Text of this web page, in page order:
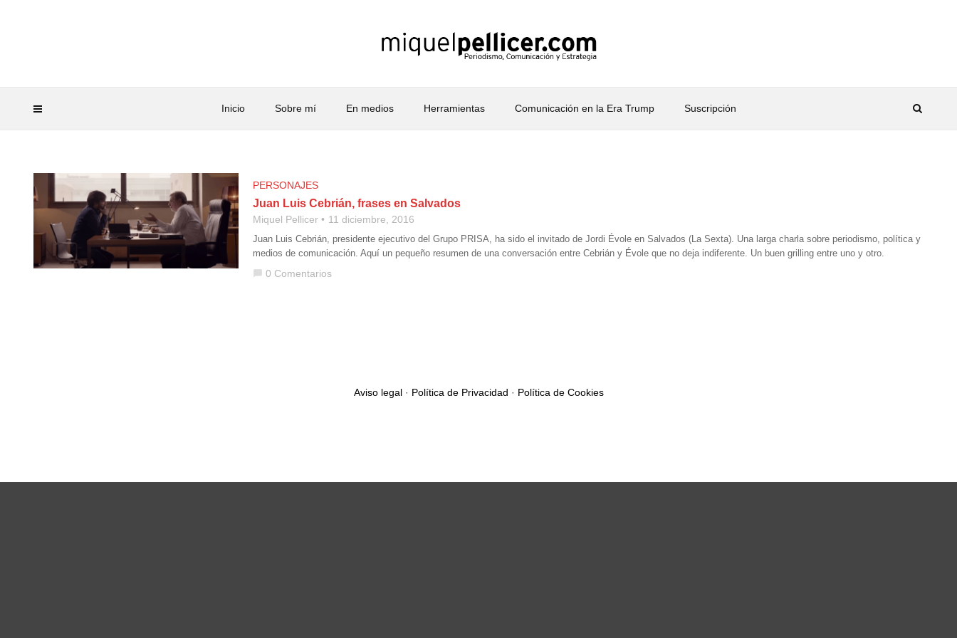
Inicio Sobre mí En medios Herramientas Comunicación en la Era Trump Suscripción
PERSONAJES
Juan Luis Cebrián, frases en Salvados
Miquel Pellicer 11 diciembre, 2016
Juan Luis Cebrián, presidente ejecutivo del Grupo PRISA, ha sido el invitado de Jordi Évole en Salvados (La Sexta). Una larga charla sobre periodismo, política y
medios de comunicación. Aquí un pequeño resumen de una conversación entre Cebrián y Évole que no deja indiferente. Un buen grilling entre uno y otro.
chat_bubble 0 Comentarios
Aviso legal· Política de Privacidad · Política de Cookies